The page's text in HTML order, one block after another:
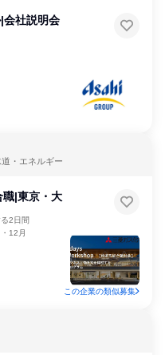
会社説明会
・エネルギー
|東京・大
2日間
12月
この企業の類似募集